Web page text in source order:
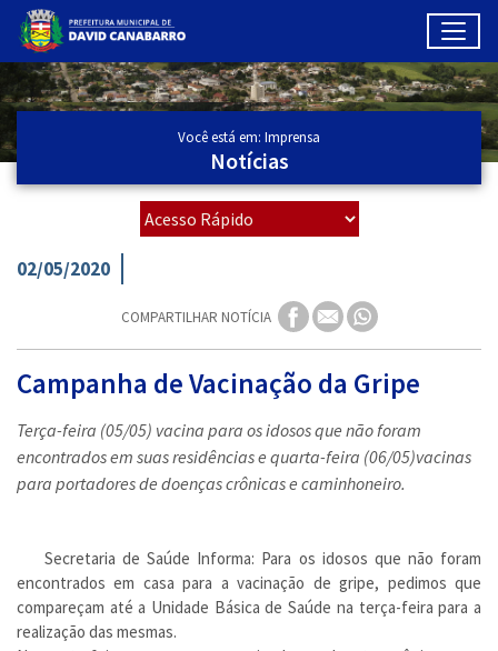
Ir para conteúdo principal
Conteúdo Principal
Você está em: Imprensa
Notícias
02/05/2020
COMPARTILHAR NOTÍCIA
Campanha de Vacinação da Gripe
Terça-feira (05/05) vacina para os idosos que não foram
encontrados em suas residências e quarta-feira (06/05)vacinas
para portadores de doenças crônicas e caminhoneiro.
Secretaria de Saúde Informa: Para os idosos que não foram
encontrados em casa para a vacinação de gripe, pedimos que
compareçam até a Unidade Básica de Saúde na terça-feira para a
realização das mesmas.